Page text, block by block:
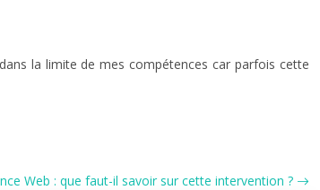
la limite de mes compétences car parfois cette
Web : que faut-il savoir sur cette intervention ?